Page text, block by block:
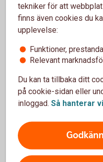
Ibland tar livet en
ha gjort förberedelser
Framtidsfullmakt –
Testamente och
Arvsrätt och
tekniker för att
finns även cookies du
upplevelse:
Funktioner,
Relevant
Du kan ta tillbaka ditt
på cookie-sidan eller
inloggad. Så hanterar vi